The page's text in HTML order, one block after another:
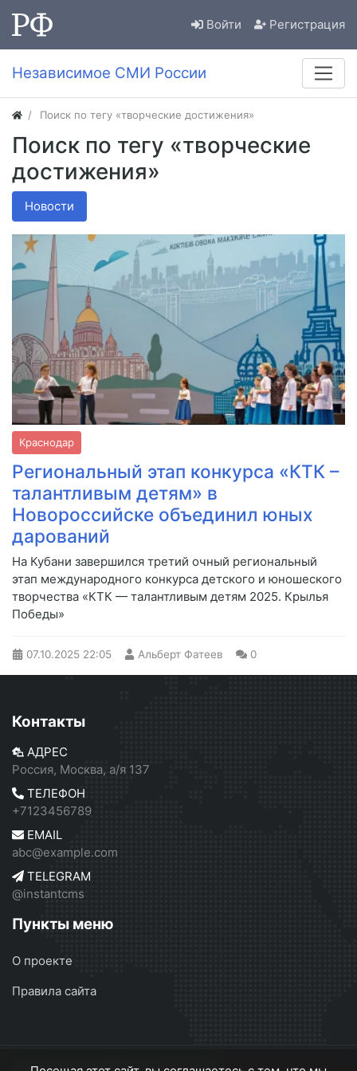
Войти Регистрация
Независимое СМИ России
Поиск по тегу «творческие достижения»
Поиск по тегу «творческие
достижения»
Новости
Краснодар
Региональный этап конкурса «КТК –
талантливым детям» в
Новороссийске объединил юных
дарований
На Кубани завершился третий очный региональный
этап международного конкурса детского и юношеского
творчества «КТК — талантливым детям 2025. Крылья
Победы»
07.10.2025 22:05 Альберт Фатеев 0
Контакты
АДРЕС
Россия, Москва, а/я 137
ТЕЛЕФОН
+7123456789
EMAIL
abc@example.com
TELEGRAM
@instantcms
Пункты меню
О проекте
Правила сайта
Независимое СМИ России © 2026